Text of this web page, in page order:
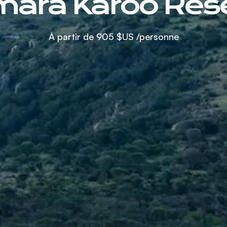
À partir de905 $US /personne